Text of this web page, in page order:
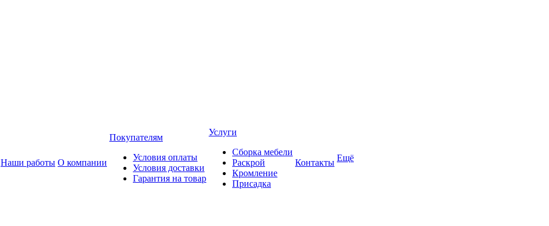
Наши работы О компании
Покупателям
Условия оплаты
Условия доставки
Гарантия на товар
Услуги
Сборка мебели
Раскрой
Кромление
Присадка
Контакты Ещё